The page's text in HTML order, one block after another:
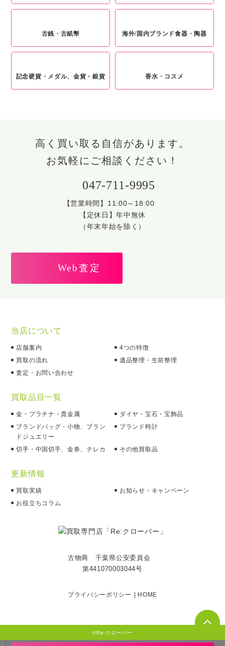
古銭・古紙幣 海外/国内ブランド食器・陶器
記念硬貨・メダル、金貨・銀貨 香水・コスメ
高く買い取る自信があります。
お気軽にご相談ください！
047-711-9995
【営業時間】11:00～18:00
【定休日】年中無休
（年末年始を除く）
Web査定
当店について
店舗案内
4つの特徴
買取の流れ
遺品整理・生前整理
査定・お問い合わせ
買取品目一覧
金・プラチナ・貴金属
ダイヤ・宝石・宝飾品
ブランドバッグ・小物、ブラン
ドジュエリー
ブランド時計
切手・中国切手、金券、テレカ その他買取品
更新情報
買取実績
お知らせ・キャンペーン
お役立ちコラム
古物商 千葉県公安委員会
第441070003044号
プライバシーポリシー HOME
©Re:クローバー